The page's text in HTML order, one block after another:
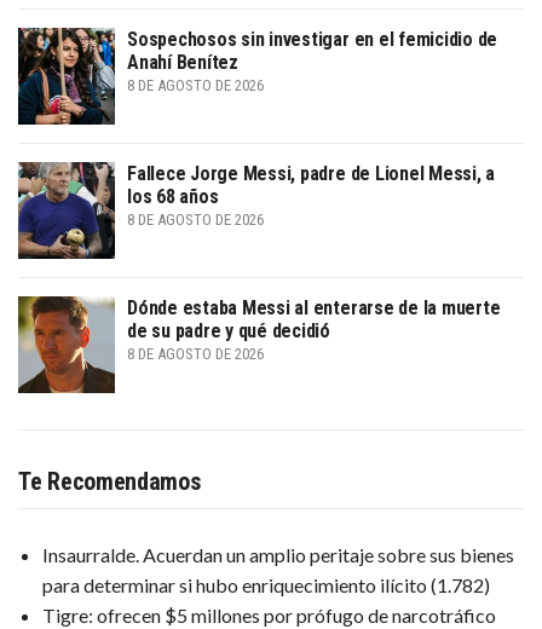
Sospechosos sin investigar en el femicidio de
Anahí Benítez
8 DE AGOSTO DE 2026
Fallece Jorge Messi, padre de Lionel Messi, a
los 68 años
8 DE AGOSTO DE 2026
Dónde estaba Messi al enterarse de la muerte
de su padre y qué decidió
8 DE AGOSTO DE 2026
Te Recomendamos
Insaurralde. Acuerdan un amplio peritaje sobre sus bienes
para determinar si hubo enriquecimiento ilícito (1.782)
Tigre: ofrecen $5 millones por prófugo de narcotráfico